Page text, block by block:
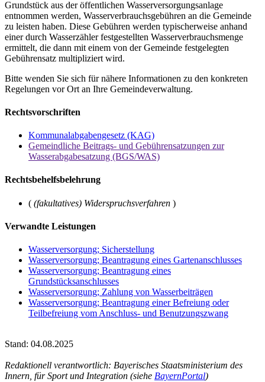
Grundstück aus der öffentlichen Wasserversorgungsanlage
entnommen werden, Wasserverbrauchsgebühren an die Gemeinde
zu leisten haben. Diese Gebühren werden typischerweise anhand
einer durch Wasserzähler festgestellten Wasserverbrauchsmenge
ermittelt, die dann mit einem von der Gemeinde festgelegten
Gebührensatz multipliziert wird.
Bitte wenden Sie sich für nähere Informationen zu den konkreten
Regelungen vor Ort an Ihre Gemeindeverwaltung.
Rechtsvorschriften
Kommunalabgabengesetz (KAG)
Gemeindliche Beitrags- und Gebührensatzungen zur
Wasserabgabesatzung (BGS/WAS)
Rechtsbehelfsbelehrung
( (fakultatives) Widerspruchsverfahren )
Verwandte Leistungen
Wasserversorgung; Sicherstellung
Wasserversorgung; Beantragung eines Gartenanschlusses
Wasserversorgung; Beantragung eines
Grundstücksanschlusses
Wasserversorgung; Zahlung von Wasserbeiträgen
Wasserversorgung; Beantragung einer Befreiung oder
Teilbefreiung vom Anschluss- und Benutzungszwang
Stand: 04.08.2025
Redaktionell verantwortlich: Bayerisches Staatsministerium des
Innern, für Sport und Integration (siehe BayernPortal)